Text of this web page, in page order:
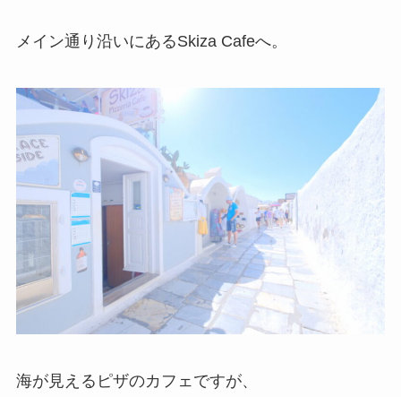
メイン通り沿いにあるSkiza Cafeへ。
海が見えるピザのカフェですが、